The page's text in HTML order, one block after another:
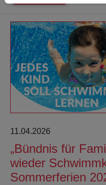
11.04.2026
„Bündnis für
wieder
Sommerferien